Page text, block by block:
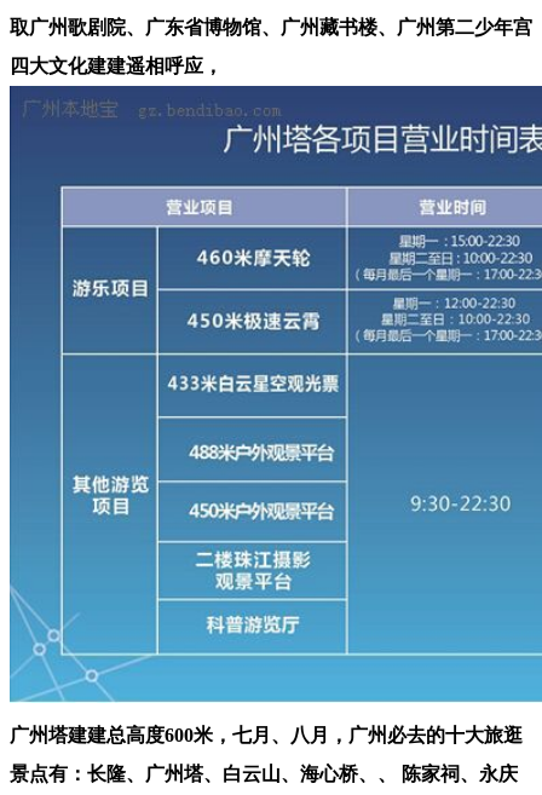
取广州歌剧院、广东省博物馆、广州藏书楼、广州第二少年宫
四大文化建建遥相呼应，
广州塔建建总高度600米，七月、八月，广州必去的十大旅逛
景点有：长隆、广州塔、白云山、海心桥、、 陈家祠、永庆